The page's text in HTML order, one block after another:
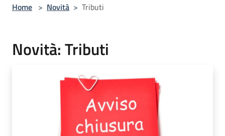
Home > Novità > Tributi
Novità: Tributi